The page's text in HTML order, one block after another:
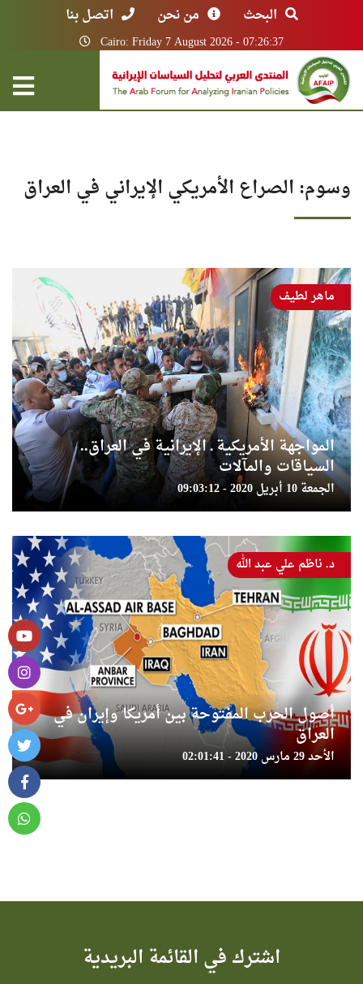
البحث من نحن اتصل بنا
Cairo: Friday 7 August 2026 - 07:26:37
وسوم: الصراع الأمريكي الإيراني في العراق
المواجهة الأمريكية ـ الإيرانية في العراق..
السياقات والمآلات
الجمعة 10 أبريل 2020 - 09:03:12
ماهر لطيف
أصول الحرب المفتوحة بين أمريكا وإيران في
العراق
الأحد 29 مارس 2020 - 02:01:41
د. ناظم علي عبد الله
اشترك في القائمة البريدية